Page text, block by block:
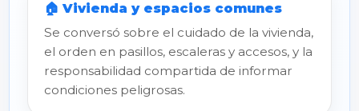
🏠 Vivienda y espacios comunes
Se conversó sobre el cuidado de la vivienda,
el orden en pasillos, escaleras y accesos, y la
responsabilidad compartida de informar
condiciones peligrosas.